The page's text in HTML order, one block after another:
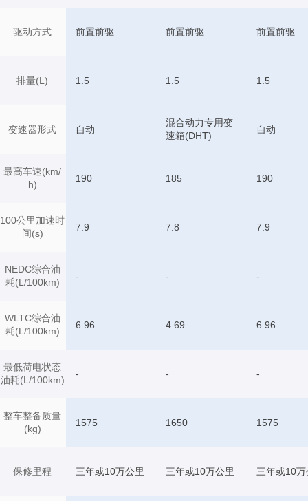
驱动方式
排量(L)
变速器形式
最高车速(km/
h)
100公里加速时
间(s)
NEDC综合油
耗(L/100km)
WLTC综合油
耗(L/100km)
最低荷电状态
油耗(L/100km)
整车整备质量
(kg)
保修里程
前置前驱 前置前驱 前置前驱
1.5 1.5 1.5
自动
混合动力专用变
速箱(DHT)
自动
190 185 190
7.9 7.8 7.9
- - -
6.96 4.69 6.96
- - -
1575 1650 1575
三年或10万公里 三年或10万公里 三年或10万